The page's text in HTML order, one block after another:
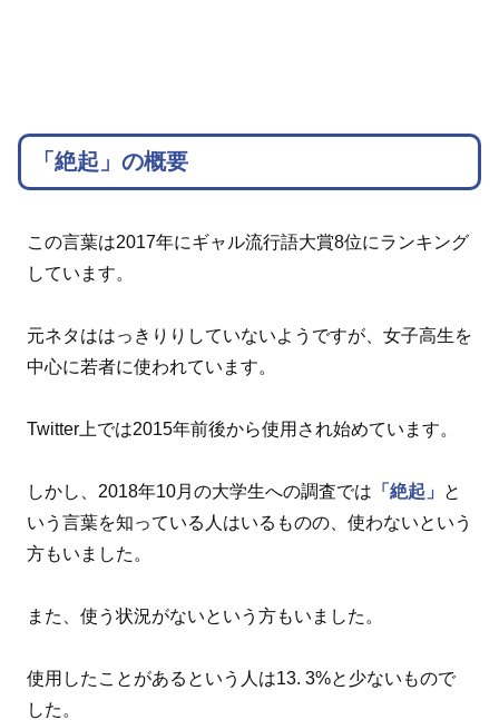
「絶起」の概要
この言葉は2017年にギャル流行語大賞8位にランキング
しています。
元ネタははっきりりしていないようですが、女子高生を
中心に若者に使われています。
Twitter上では2015年前後から使用され始めています。
しかし、2018年10月の大学生への調査では 「絶起」
と
いう言葉を知っている人はいるものの、使わないという
方もいました。
また、使う状況がないという方もいました。
使用したことがあるという人は13. 3%と少ないもので
した。